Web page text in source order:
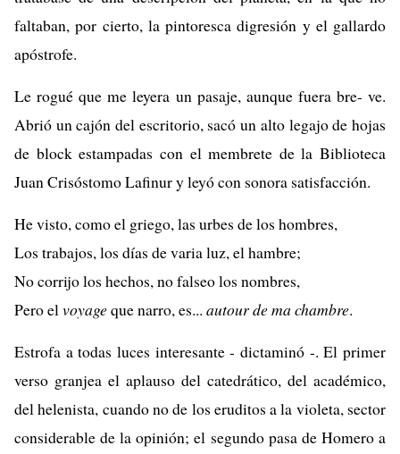
faltaban, por cierto, la pintoresca digresión y el gallardo
apóstrofe.
Le rogué que me leyera un pasaje, aunque fuera bre- ve.
Abrió un cajón del escritorio, sacó un alto legajo de hojas
de block estampadas con el membrete de la Biblioteca
Juan Crisóstomo Lafinur y leyó con sonora satisfacción.
He visto, como el griego, las urbes de los hombres,
Los trabajos, los días de varia luz, el hambre;
No corrijo los hechos, no falseo los nombres,
Pero elvoyageque narro, es... autour de ma chambre.
Estrofa a todas luces interesante - dictaminó -. El primer
verso granjea el aplauso del catedrático, del académico,
del helenista, cuando no de los eruditos a la violeta, sector
considerable de la opinión; el segundo pasa de Homero a